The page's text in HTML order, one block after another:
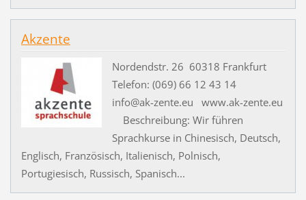
Akzente
Nordendstr. 26 60318 Frankfurt
Telefon: (069) 66 12 43 14
info@ak-zente.eu www.ak-zente.eu
Beschreibung: Wir führen
Sprachkurse in Chinesisch, Deutsch,
Englisch, Französisch, Italienisch, Polnisch,
Portugiesisch, Russisch, Spanisch...